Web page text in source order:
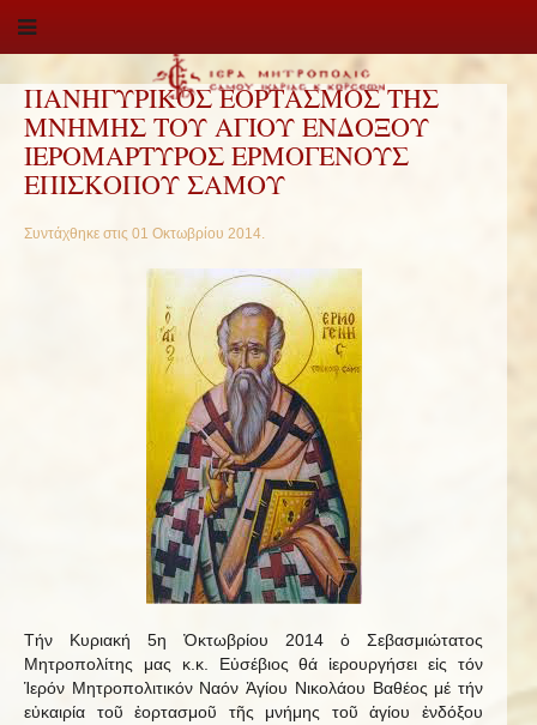
ΠΑΝΗΓΥΡΙΚΟΣ ΕΟΡΤΑΣΜΟΣ ΤΗΣ
ΜΝΗΜΗΣ ΤΟΥ ΑΓΙΟΥ ΕΝΔΟΞΟΥ
ΙΕΡΟΜΑΡΤΥΡΟΣ ΕΡΜΟΓΕΝΟΥΣ
ΕΠΙΣΚΟΠΟΥ ΣΑΜΟΥ
Συντάχθηκε στις 01 Οκτωβρίου 2014.
Τήν Κυριακή 5η Ὀκτωβρίου 2014 ὁ Σεβασμιώτατος
Μητροπολίτης μας κ.κ. Εὐσέβιος θά ἱερουργήσει εἰς τόν
Ἱερόν Μητροπολιτικόν Ναόν Ἁγίου Νικολάου Βαθέος μέ τήν
εὐκαιρία τοῦ ἑορτασμοῦ τῆς μνήμης τοῦ ἁγίου ἐνδόξου